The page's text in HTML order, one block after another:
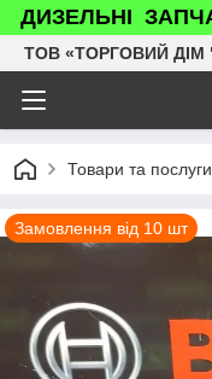
ДИЗЕЛЬНІ
ТОВ «ТОРГОВИЙ ДІМ
Товари та послуги
Замовлення від 10 шт